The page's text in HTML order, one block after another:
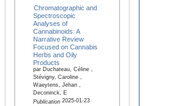
Chromatographic and
Spectroscopic
Analyses of
Cannabinoids: A
Narrative Review
Focused on Cannabis
Herbs and Oily
Products
par Duchateau, Céline ,
Stévigny, Caroline ,
Waeytens, Jehan ,
Deconinck, E
Publication2025-01-23